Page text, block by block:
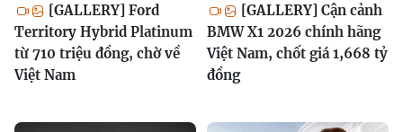
[GALLERY] Ford
Territory Hybrid Platinum
từ 710 triệu đồng, chờ về
Việt Nam
[GALLERY] Cận cảnh
BMW X1 2026 chính hãng
Việt Nam, chốt giá 1,668 tỷ
đồng